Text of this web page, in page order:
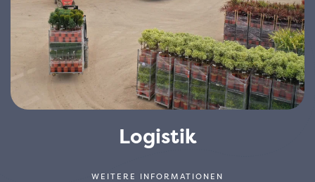
Logistik
WEITERE INFORMATIONEN